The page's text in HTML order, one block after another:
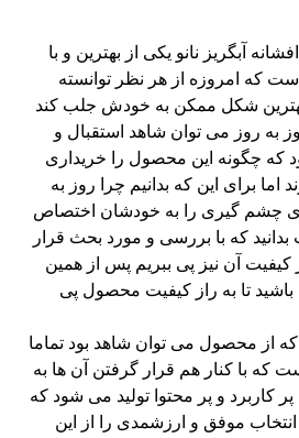
آبگریز نانو یکی از بهترین و با
که امروزه از هر نظر توانسته
شکل ممکن به خودش جلب کند
به روز می توان شاهد استقبال و
که چگونه این محصول را خریداری
برای این که بدانیم چرا روز به
چشم گیری را به خودشان اختصاص
بدانید که با بررسی و مورد بحث قرار
کیفیت آن نیز پی ببریم پس از همین
باشید تا به راز کیفیت محصول پی
که از محصول می توان شاهد بود تماما
که با کنار هم قرار گرفتن آن ها به
و پر محتوا تولید می شود که
موفق و ارزشمدی را از این